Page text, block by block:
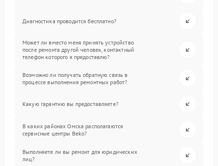
Диагностика проводится бесплатно?
Может ли вместо меня принять устройство
после ремонта другой человек, контактный
телефон которого я предоставлю?
Возможно ли получать обратную связь в
процессе выполнения ремонтных работ?
Какую гарантию вы предоставляете?
В каких районах Омска располагаются
сервисные центры Beko?
Выполняете ли вы ремонт для юридических
лиц?